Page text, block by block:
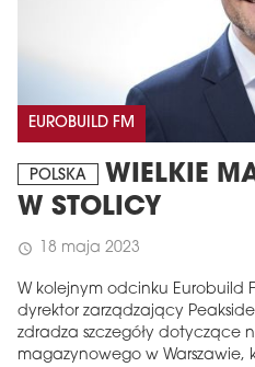
EUROBUILD FM
POLSKA
WIELKIE
W STOLICY
schedule 18 maja 2023
W kolejnym odcinku Eurobuild
dyrektor zarządzający
zdradza szczegóły dotyczące
magazynowego w